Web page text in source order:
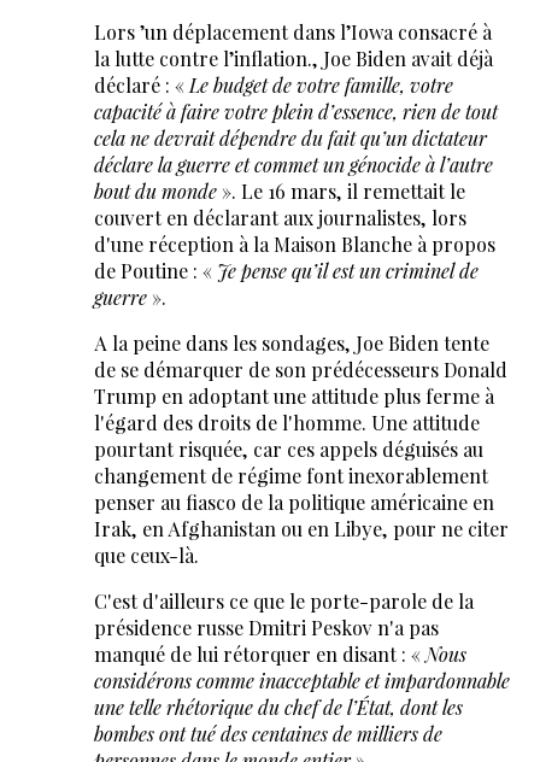
Lors ’un déplacement dans l’Iowa consacré à
la lutte contre l’inflation., Joe Biden avait déjà
déclaré : « Le budget de votre famille, votre
capacité à faire votre plein d’essence, rien de tout
cela ne devrait dépendre du fait qu’un dictateur
déclare la guerre et commet un génocide à l’autre
bout du monde ». Le 16 mars, il remettait le
couvert en déclarant aux journalistes, lors
d'une réception à la Maison Blanche à propos
de Poutine : « Je pense qu’il est un criminel de
guerre».
A la peine dans les sondages, Joe Biden tente
de se démarquer de son prédécesseurs Donald
Trump en adoptant une attitude plus ferme à
l'égard des droits de l'homme. Une attitude
pourtant risquée, car ces appels déguisés au
changement de régime font inexorablement
penser au fiasco de la politique américaine en
Irak, en Afghanistan ou en Libye, pour ne citer
que ceux-là.
C'est d'ailleurs ce que le porte-parole de la
présidence russe Dmitri Peskov n'a pas
manqué de lui rétorquer en disant : «Nous
considérons comme inacceptable et impardonnable
une telle rhétorique du chef de l’État, dont les
bombes ont tué des centaines de milliers de